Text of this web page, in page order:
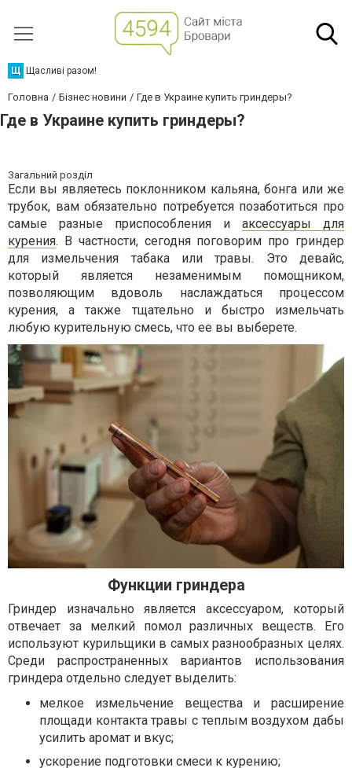
Щ Щасливі разом!
Головна Бізнес новини Где в Украине купить гриндеры?
Где в Украине купить гриндеры?
Загальний розділ
Если вы являетесь поклонником кальяна, бонга или же
трубок, вам обязательно потребуется позаботиться про
самые разные приспособления и аксессуары для
курения. В частности, сегодня поговорим про гриндер
для измельчения табака или травы. Это девайс,
который является незаменимым помощником,
позволяющим вдоволь наслаждаться процессом
курения, а также тщательно и быстро измельчать
любую курительную смесь, что ее вы выберете.
Функции гриндера
Гриндер изначально является аксессуаром, который
отвечает за мелкий помол различных веществ. Его
используют курильщики в самых разнообразных целях.
Среди распространенных вариантов использования
гриндера отдельно следует выделить:
мелкое измельчение вещества и расширение
площади контакта травы с теплым воздухом дабы
усилить аромат и вкус;
ускорение подготовки смеси к курению;